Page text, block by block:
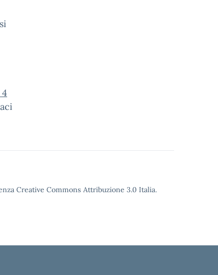
Creative Commons Attribuzione 3.0 Italia.